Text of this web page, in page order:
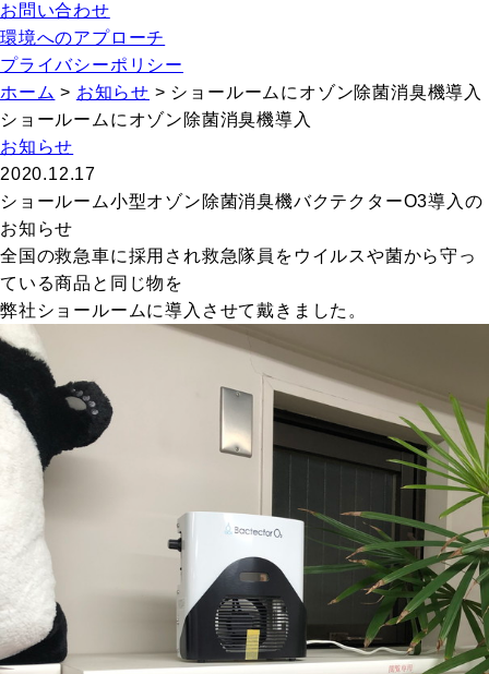
お問い合わせ
環境へのアプローチ
プライバシーポリシー
ホーム > お知らせ > ショールームにオゾン除菌消臭機導入
ショールームにオゾン除菌消臭機導入
お知らせ
2020.12.17
ショールーム小型オゾン除菌消臭機バクテクターO3導入の
お知らせ
全国の救急車に採用され救急隊員をウイルスや菌から守っ
ている商品と同じ物を
弊社ショールームに導入させて戴きました。